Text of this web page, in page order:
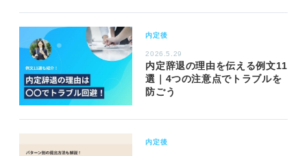
内定後
2026.5.29
内定辞退の理由を伝える例文11
選｜4つの注意点でトラブルを
防ごう
内定後